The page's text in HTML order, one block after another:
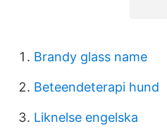
Brandy glass name
Beteendeterapi hund
Liknelse engelska